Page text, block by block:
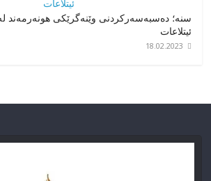
سنه؛ دەسبەسەرکردنی وێنەگرێکی هونەرمەند لە
ئیتلاعات
18.02.2023